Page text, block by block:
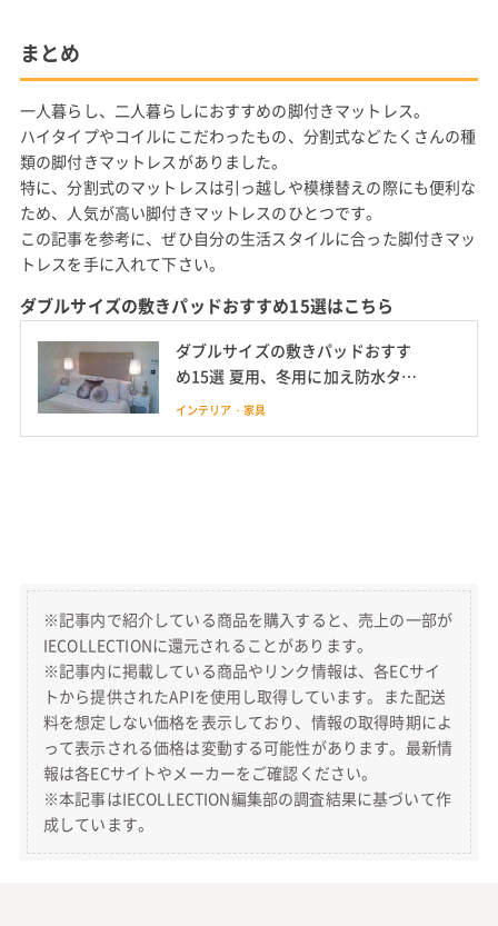
まとめ
一人暮らし、二人暮らしにおすすめの脚付きマットレス。
ハイタイプやコイルにこだわったもの、分割式などたくさんの種
類の脚付きマットレスがありました。
特に、分割式のマットレスは引っ越しや模様替えの際にも便利な
ため、人気が高い脚付きマットレスのひとつです。
この記事を参考に、ぜひ自分の生活スタイルに合った脚付きマッ
トレスを手に入れて下さい。
ダブルサイズの敷きパッドおすすめ15選はこちら
ダブルサイズの敷きパッドおすす
め15選 夏用、冬用に加え防水タイ
プも紹介
インテリア・家具
※記事内で紹介している商品を購入すると、売上の一部が
IECOLLECTIONに還元されることがあります。
※記事内に掲載している商品やリンク情報は、各ECサイ
トから提供されたAPIを使用し取得しています。また配送
料を想定しない価格を表示しており、情報の取得時期によ
って表示される価格は変動する可能性があります。最新情
報は各ECサイトやメーカーをご確認ください。
※本記事はIECOLLECTION編集部の調査結果に基づいて作
成しています。